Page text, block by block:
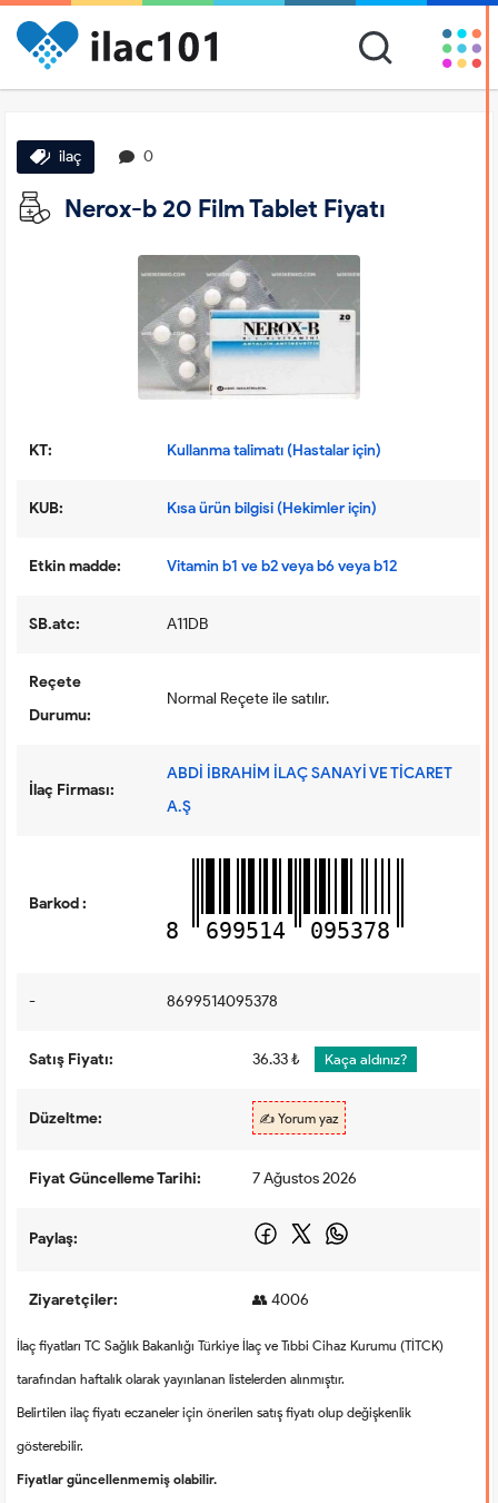
ilaç 0
Nerox-b 20 Film Tablet Fiyatı
KT: Kullanma talimatı (Hastalar için)
KUB: Kısa ürün bilgisi (Hekimler için)
Etkin madde: Vitamin b1 ve b2 veya b6 veya b12
SB.atc: A11DB
Reçete
Durumu:
Normal Reçete ile satılır.
İlaç Firması:
ABDİ İBRAHİM İLAÇ SANAYİ VE TİCARET
A.Ş
Barkod :
8 699514 095378
- 8699514095378
Satış Fiyatı: 36.33 ₺ Kaça aldınız?
Düzeltme: ✍️ Yorum yaz
Fiyat Güncelleme Tarihi: 7 Ağustos 2026
Paylaş:
Ziyaretçiler: 👥 4006
İlaç fiyatları TC Sağlık Bakanlığı Türkiye İlaç ve Tıbbi Cihaz Kurumu (TİTCK)
tarafından haftalık olarak yayınlanan listelerden alınmıştır.
Belirtilen ilaç fiyatı eczaneler için önerilen satış fiyatı olup değişkenlik
gösterebilir.
Fiyatlar güncellenmemiş olabilir.